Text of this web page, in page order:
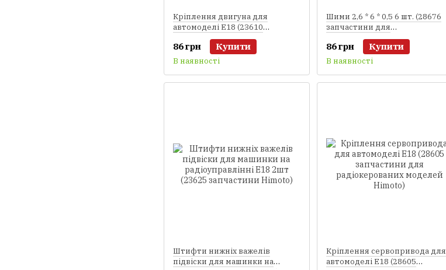
Кріплення двигуна для
автомоделі E18 (23610
запчастини для
радіокерованих моделей
Himoto)
86 грн Купити
В наявності
Шими 2,6 * 6 * 0,5 6 шт. (28676
запчастини для
радіокерованих моделей
Himoto)
86 грн Купити
В наявності
Штифти нижніх важелів
підвіски для машинки на
Кріплення сервопривода для
автомоделі E18 (28605